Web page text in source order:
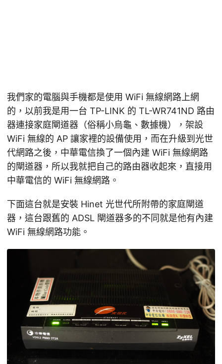
我們家的電腦與手機都是使用 WiFi 無線網路上網
的，以前我是用一台 TP-LINK 的 TL-WR741ND 路由
器連接家庭閘道器（俗稱小烏龜、數據機），架設
WiFi 無線的 AP 讓家裡的設備使用，而在升級到光世
代網路之後，中華電信換了一個內建 WiFi 無線網路
的閘道器，所以我就把自己的路由器收起來，直接用
中華電信的 WiFi 無線網路。
下面這台就是安裝 Hinet 光世代所附帶的家庭閘道
器，這台跟舊的 ADSL 閘道器多的不同就是他有內建
WiFi 無線網路功能。